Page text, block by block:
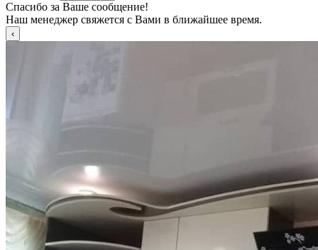
Спасибо за Ваше сообщение!
Наш менеджер свяжется с Вами в ближайшее время.